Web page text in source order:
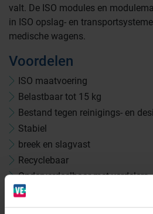
valt. De ISO modules en
in ISO opslag- en
medische wagens.
Voordelen
ISO maatvoering
Belastbaar tot 15 kg
Bestand tegen reinigings- en
Stabiel
breek en slagvast
Recyclebaar
Onderverdeelbaar met verdelers
Voorbereid voor een stopfunctie
de stopclips zijn hier eenvoudig
Zorginstellingen
Laboratoria
Cleanrooms
Logistiek en opslag
Afvalinzamelaars
Opslagsystemen en
Medische
Wastransport
Medicijn- en
BINBIN